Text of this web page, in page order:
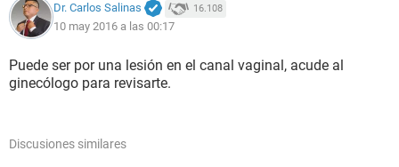
Dr. Carlos Salinas 16.108
10 may 2016 a las 00:17
Puede ser por una lesión en el canal vaginal, acude al
ginecólogo para revisarte.
Discusiones similares